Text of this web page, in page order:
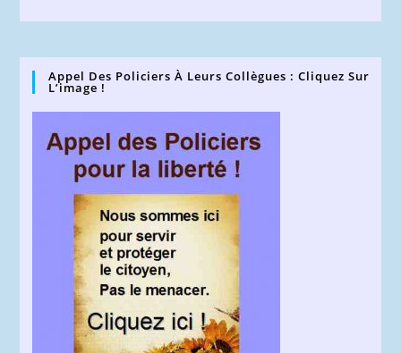
Appel Des Policiers À Leurs Collègues : Cliquez Sur
L’image !